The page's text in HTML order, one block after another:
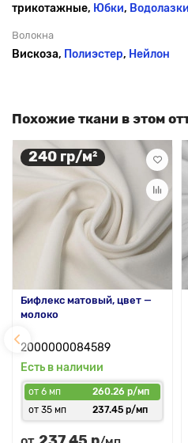
трикотажные, Юбки, Водолазки
Волокна
Вискоза, Полиэстер, Нейлон
Похожие ткани в этом
240 гр/м²
Бифлекс матовый, цвет —
молоко
2000000084589
Есть в наличии
от 6 мп
260.26 р/мп
от 35 мп
237.45 р/мп